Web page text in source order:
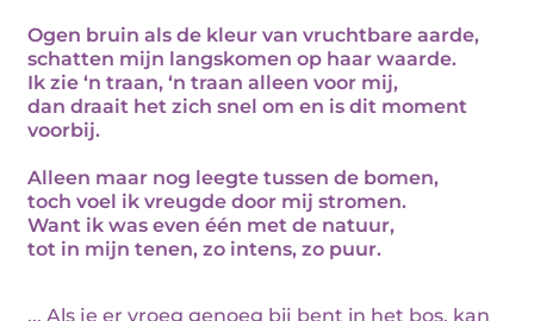
Ogen bruin als de kleur van vruchtbare aarde,
schatten mijn langskomen op haar waarde.
Ik zie ‘n traan, ‘n traan alleen voor mij,
dan draait het zich snel om en is dit moment
voorbij.
Alleen maar nog leegte tussen de bomen,
toch voel ik vreugde door mij stromen.
Want ik was even één met de natuur,
tot in mijn tenen, zo intens, zo puur.
... Als je er vroeg genoeg bij bent in het bos, kan